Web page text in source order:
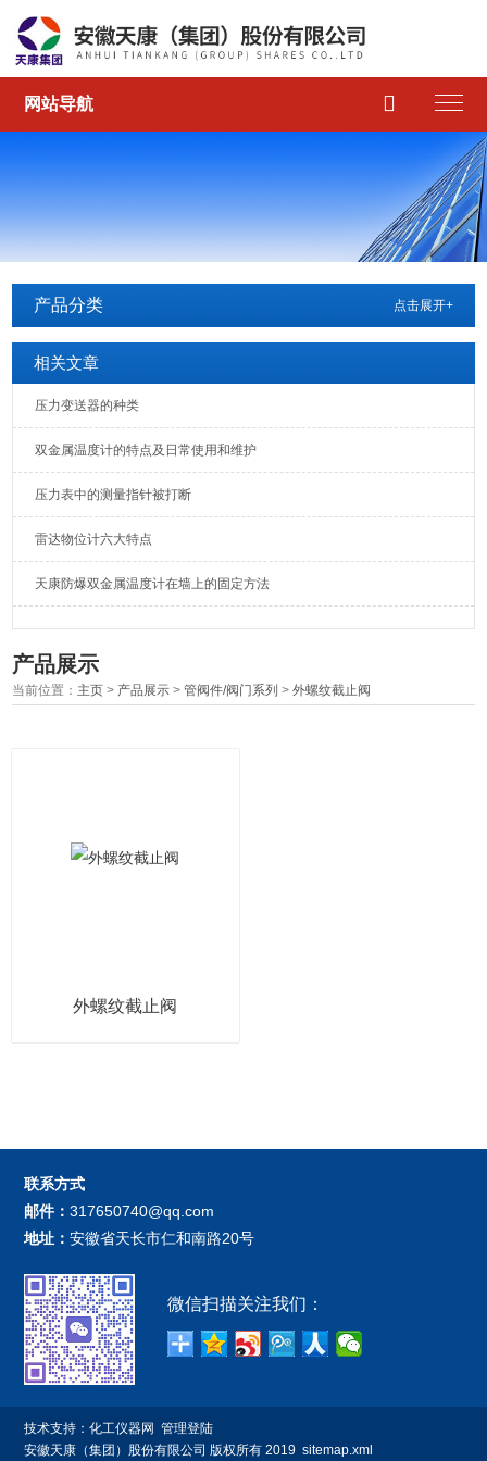
网站导航 
产品分类 点击展开+
相关文章
压力变送器的种类
双金属温度计的特点及日常使用和维护
压力表中的测量指针被打断
雷达物位计六大特点
天康防爆双金属温度计在墙上的固定方法
产品展示
当前位置： 主页 > 产品展示 >管阀件/阀门系列 >外螺纹截止阀
外螺纹截止阀
联系方式
邮件：317650740@qq.com
地址：安徽省天长市仁和南路20号
微信扫描关注我们：
技术支持：化工仪器网
管理登陆
安徽天康（集团）股份有限公司 版权所有 2019 sitemap.xml